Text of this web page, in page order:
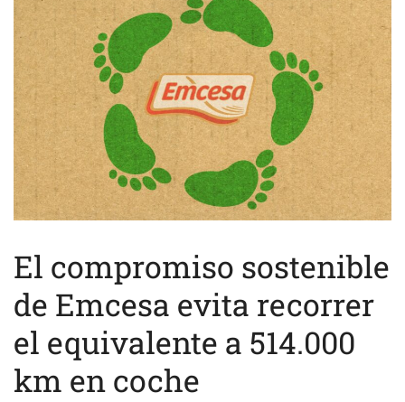
El compromiso sostenible
de Emcesa evita recorrer
el equivalente a 514.000
km en coche